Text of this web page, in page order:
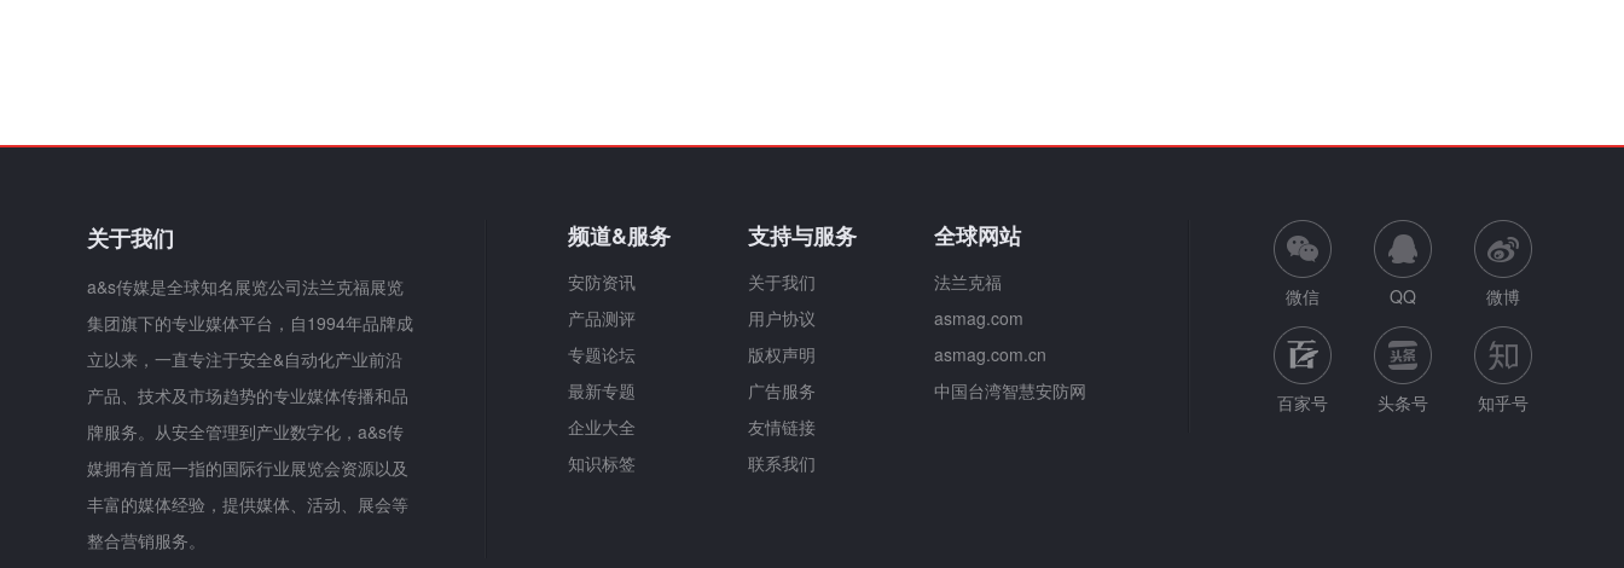
关于我们
a&s传媒是全球知名展览公司法兰克福展览
集团旗下的专业媒体平台，自1994年品牌成
立以来，一直专注于安全&自动化产业前沿
产品、技术及市场趋势的专业媒体传播和品
牌服务。从安全管理到产业数字化，a&s传
媒拥有首屈一指的国际行业展览会资源以及
丰富的媒体经验，提供媒体、活动、展会等
整合营销服务。
频道&服务
安防资讯
产品测评
专题论坛
最新专题
企业大全
知识标签
支持与服务
关于我们
用户协议
版权声明
广告服务
友情链接
联系我们
全球网站
法兰克福
asmag.com
asmag.com.cn
中国台湾智慧安防网
微信 QQ 微博
百家号 头条号 知乎号